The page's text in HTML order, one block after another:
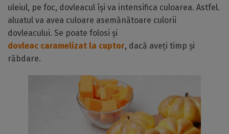
uleiul, pe foc, dovleacul își va intensifica culoarea. Astfel.
aluatul va avea culoare asemănătoare culorii
dovleacului. Se poate folosi și
dovleac caramelizat la cuptor, dacă aveți timp și
răbdare.